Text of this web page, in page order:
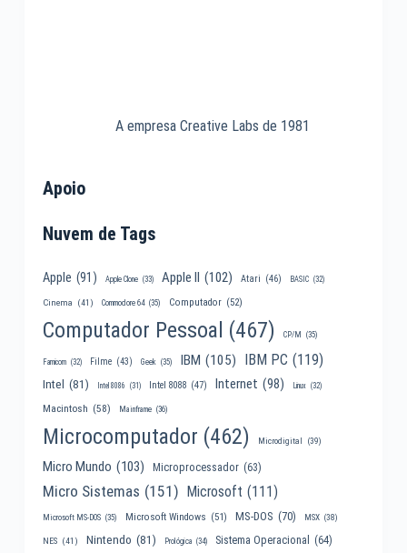
A empresa Creative Labs de 1981
Apoio
Nuvem de Tags
Apple (91) Apple Clone (33) Apple II (102) Atari (46) BASIC (32)
Cinema (41) Commodore 64 (35) Computador (52)
Computador Pessoal (467) CP/M (35)
Famicom (32) Filme (43) Geek (35) IBM (105) IBM PC (119)
Intel (81) Intel 8086 (31) Intel 8088 (47) Internet (98) Linux (32)
Macintosh (58) Mainframe (36)
Microcomputador (462) Microdigital (39)
Micro Mundo (103) Microprocessador (63)
Micro Sistemas (151) Microsoft (111)
Microsoft MS-DOS (35) Microsoft Windows (51) MS-DOS (70) MSX (38)
NES (41) Nintendo (81) Prológica (34) Sistema Operacional (64)